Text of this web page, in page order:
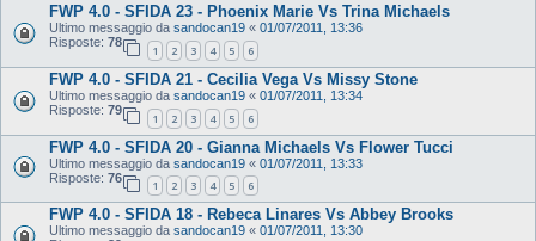
FWP 4.0 - SFIDA 23 - Phoenix Marie Vs Trina Michaels
Ultimo messaggio da sandocan19 « 01/07/2011, 13:36
Risposte: 78
1 2 3 4 5 6
FWP 4.0 - SFIDA 21 - Cecilia Vega Vs Missy Stone
Ultimo messaggio da sandocan19 « 01/07/2011, 13:34
Risposte: 79
1 2 3 4 5 6
FWP 4.0 - SFIDA 20 - Gianna Michaels Vs Flower Tucci
Ultimo messaggio da sandocan19 « 01/07/2011, 13:33
Risposte: 76
1 2 3 4 5 6
FWP 4.0 - SFIDA 18 - Rebeca Linares Vs Abbey Brooks
Ultimo messaggio da sandocan19 « 01/07/2011, 13:30